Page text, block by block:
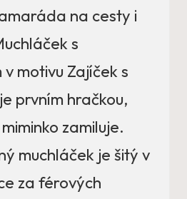
na cesty i
s
motivu Zajíček s
prvním hračkou,
zamiluje.
muchláček je šitý v
za férových